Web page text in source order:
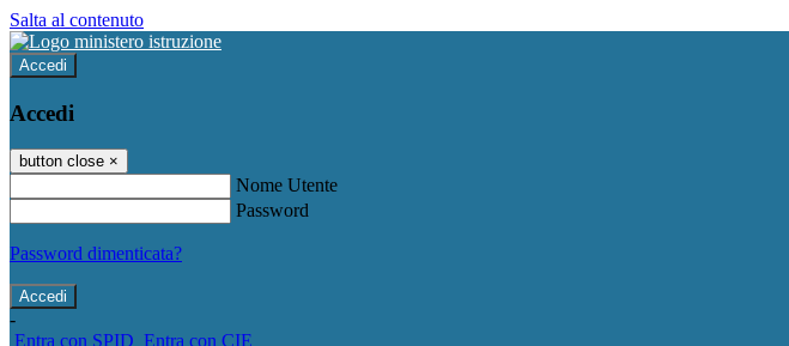
Salta al contenuto
Accedi
Accedi
button close ×
Nome Utente
Password
Password dimenticata?
-
Entra con SPID Entra con CIE